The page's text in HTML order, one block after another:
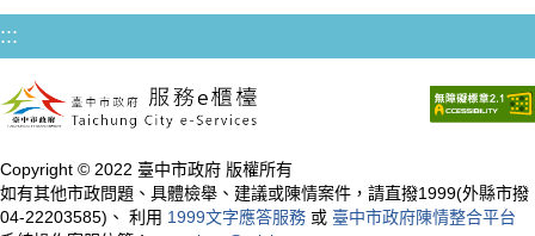
:::
Copyright © 2022 臺中市政府 版權所有
如有其他市政問題、具體檢舉、建議或陳情案件，請直撥1999(外縣市撥
04-22203585)、 利用 1999文字應答服務 或 臺中市政府陳情整合平台